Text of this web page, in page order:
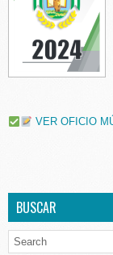
VER OFICIO
BUSCAR